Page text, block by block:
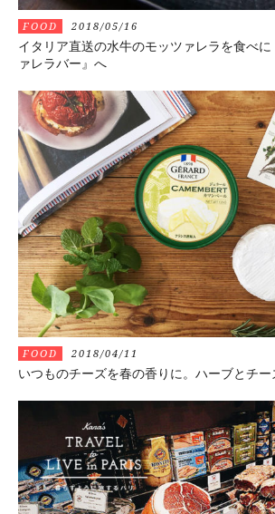
FOOD 2018/05/16
イタリア直送の水牛のモッツァレラを食べ
ァレラバー』へ
FOOD 2018/04/11
いつものチーズを春の香りに。ハーブとチー